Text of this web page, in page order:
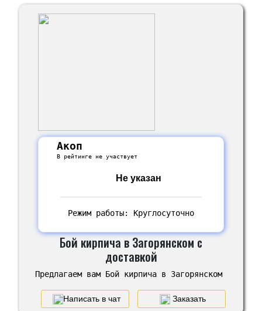
Акоп
В рейтинге не участвует
Не указан
Режим работы: Круглосуточно
Бой кирпича в Загорянском с
доставкой
Предлагаем вам Бой кирпича в Загорянском
Написать в чат Заказать